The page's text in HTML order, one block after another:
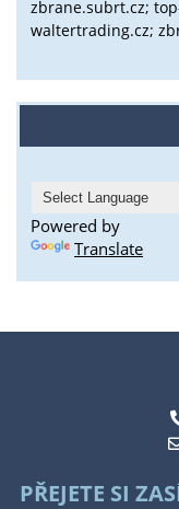
zbrane.subrt.cz;
waltertrading.cz;
Powered by
Translate
PŘEJETE SI